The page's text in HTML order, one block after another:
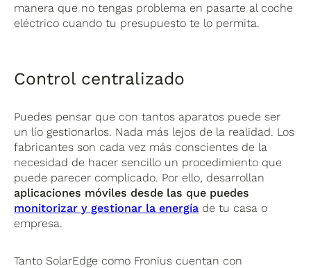
manera que no tengas problema en pasarte al coche
eléctrico cuando tu presupuesto te lo permita.
Control centralizado
Puedes pensar que con tantos aparatos puede ser
un lío gestionarlos. Nada más lejos de la realidad. Los
fabricantes son cada vez más conscientes de la
necesidad de hacer sencillo un procedimiento que
puede parecer complicado. Por ello, desarrollan
aplicaciones móviles desde las que puedes
monitorizar y gestionar la energía de tu casa o
empresa.
Tanto SolarEdge como Fronius cuentan con